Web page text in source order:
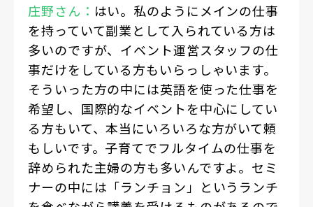
庄野さん： はい。私のようにメインの仕事
を持っていて副業として入られている方は
多いのですが、イベント運営スタッフの仕
事だけをしている方もいらっしゃいます。
そういった方の中には英語を使った仕事を
希望し、国際的なイベントを中心にしてい
る方もいて、本当にいろいろな方がいて頼
もしいです。子育てでフルタイムの仕事を
辞められた主婦の方も多いんですよ。セミ
ナーの中には「ランチョン」というランチ